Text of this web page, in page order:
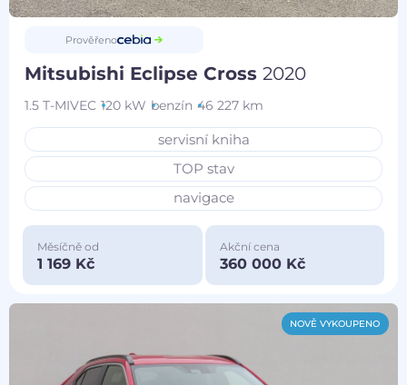
Prověřeno
Mitsubishi Eclipse Cross2020
1.5 T-MIVEC 120 kW benzín 46 227 km
servisní kniha
TOP stav
navigace
Měsíčně od
1 169 Kč
Akční cena
360 000 Kč
NOVĚ VYKOUPENO